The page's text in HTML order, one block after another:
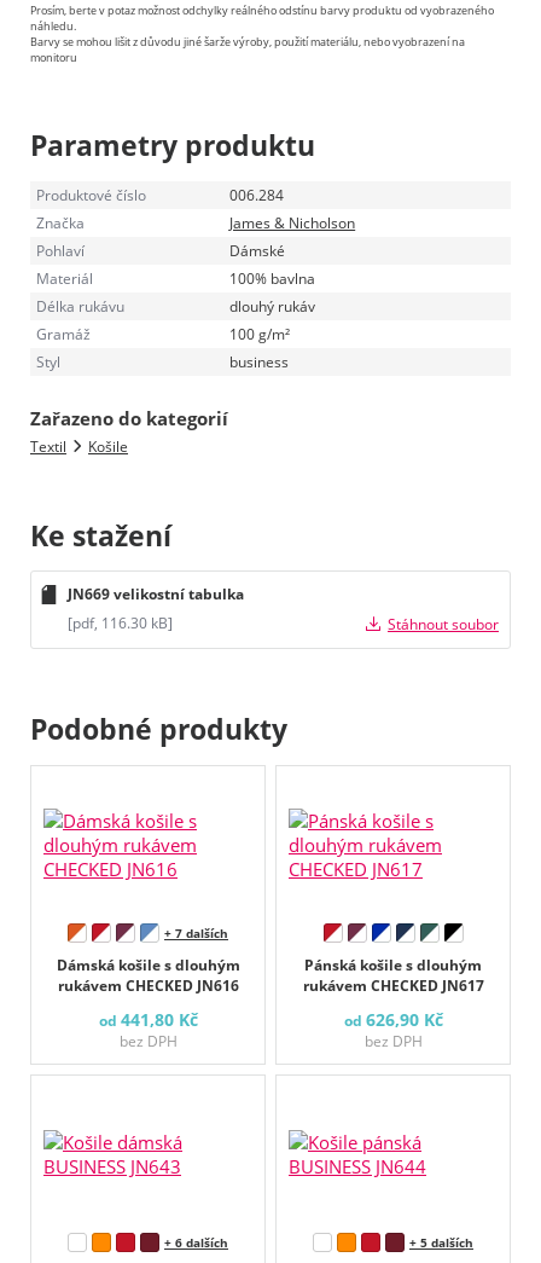
Prosím, berte v potaz možnost odchylky reálného odstínu barvy produktu od vyobrazeného
náhledu.
Barvy se mohou lišit z důvodu jiné šarže výroby, použití materiálu, nebo vyobrazení na
monitoru
Parametry produktu
Produktové číslo
006.284
Značka
James & Nicholson
Pohlaví
Dámské
Materiál
100% bavlna
Délka rukávu
dlouhý rukáv
Gramáž
100 g/m²
Styl
business
Zařazeno do kategorií
Textil Košile
Ke stažení
JN669 velikostní tabulka
[pdf, 116.30 kB]
Stáhnout soubor
Podobné produkty
Dámská košile s dlouhým
rukávem CHECKED JN616
+ 7 dalších
od 441,80 Kč
bez DPH
Pánská košile s dlouhým
rukávem CHECKED JN617
od 626,90 Kč
bez DPH
+ 6 dalších + 5 dalších